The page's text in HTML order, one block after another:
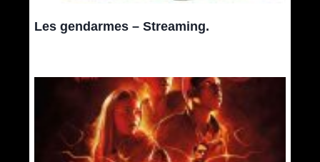
Les gendarmes – Streaming.